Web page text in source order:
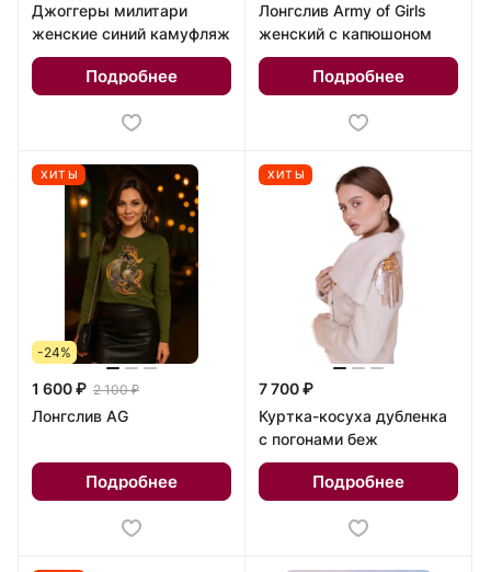
Джоггеры милитари
женские синий камуфляж
Подробнее
Лонгслив Army of Girls
женский с капюшоном
Подробнее
ХИТЫ
-24%
1 600 ₽ 2 100 ₽
Лонгслив AG
Подробнее
ХИТЫ
7 700 ₽
Куртка-косуха дубленка
с погонами беж
Подробнее